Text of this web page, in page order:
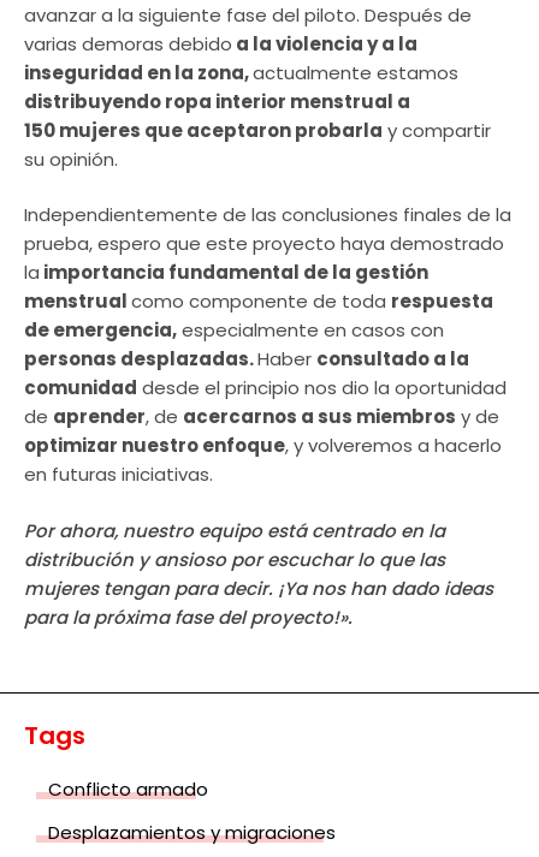
avanzar a la siguiente fase del piloto. Después de
varias demoras debido a la violencia y a la
inseguridad en la zona,actualmente estamos
distribuyendo ropa interior menstrual a
150 mujeres que aceptaron probarla y compartir
su opinión.
Independientemente de las conclusiones finales de la
prueba, espero que este proyecto haya demostrado
la importancia fundamental de la gestión
menstrualcomo componente de toda respuesta
de emergencia,especialmente en casos con
personas desplazadas.Haber consultado a la
comunidad desde el principio nos dio la oportunidad
de aprender, de acercarnos a sus miembros y de
optimizar nuestro enfoque, y volveremos a hacerlo
en futuras iniciativas.
Por ahora, nuestro equipo está centrado en la
distribución y ansioso por escuchar lo que las
mujeres tengan para decir. ¡Ya nos han dado ideas
para la próxima fase del proyecto!».
Tags
Conflicto armado
Desplazamientos y migraciones